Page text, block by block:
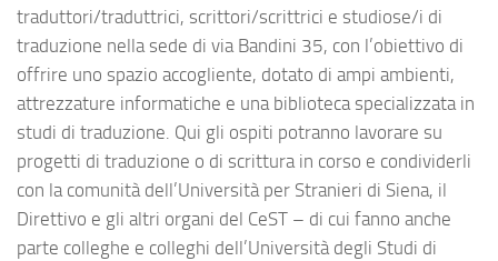
traduttori/traduttrici, scrittori/scrittrici e studiose/i di
traduzione nella sede di via Bandini 35, con l’obiettivo di
offrire uno spazio accogliente, dotato di ampi ambienti,
attrezzature informatiche e una biblioteca specializzata in
studi di traduzione. Qui gli ospiti potranno lavorare su
progetti di traduzione o di scrittura in corso e condividerli
con la comunità dell’Università per Stranieri di Siena, il
Direttivo e gli altri organi del CeST – di cui fanno anche
parte colleghe e colleghi dell’Università degli Studi di